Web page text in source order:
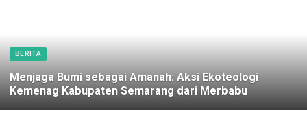
BERITA
Menjaga Bumi sebagai Amanah: Aksi Ekoteologi
Kemenag Kabupaten Semarang dari Merbabu